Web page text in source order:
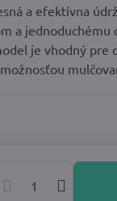
a efektívna
a jednoduchému
je vhodný pre